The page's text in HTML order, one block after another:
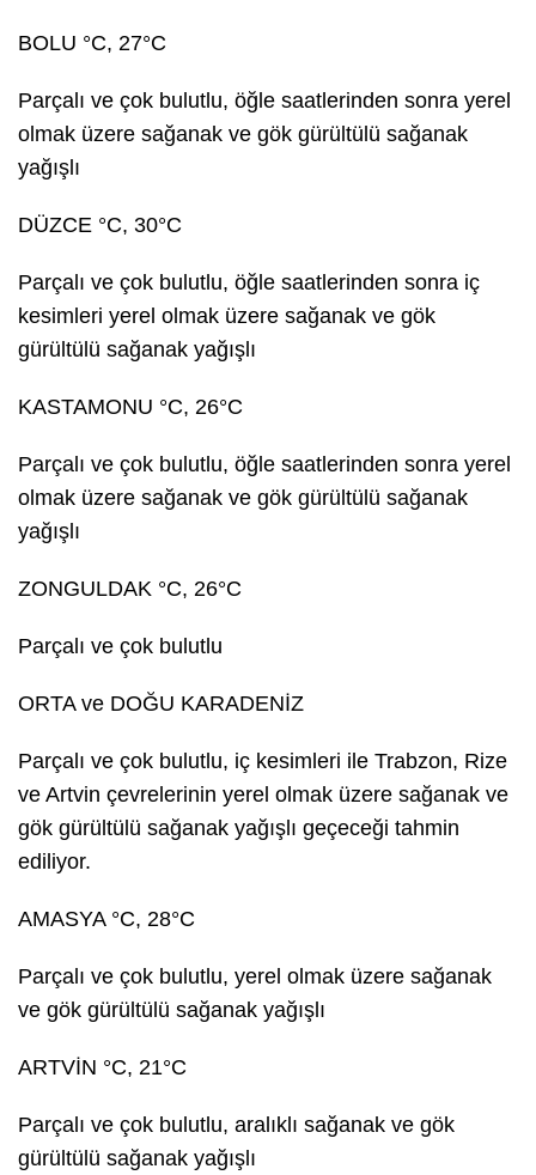
BOLU °C, 27°C
Parçalı ve çok bulutlu, öğle saatlerinden sonra yerel
olmak üzere sağanak ve gök gürültülü sağanak
yağışlı
DÜZCE °C, 30°C
Parçalı ve çok bulutlu, öğle saatlerinden sonra iç
kesimleri yerel olmak üzere sağanak ve gök
gürültülü sağanak yağışlı
KASTAMONU °C, 26°C
Parçalı ve çok bulutlu, öğle saatlerinden sonra yerel
olmak üzere sağanak ve gök gürültülü sağanak
yağışlı
ZONGULDAK °C, 26°C
Parçalı ve çok bulutlu
ORTA ve DOĞU KARADENİZ
Parçalı ve çok bulutlu, iç kesimleri ile Trabzon, Rize
ve Artvin çevrelerinin yerel olmak üzere sağanak ve
gök gürültülü sağanak yağışlı geçeceği tahmin
ediliyor.
AMASYA °C, 28°C
Parçalı ve çok bulutlu, yerel olmak üzere sağanak
ve gök gürültülü sağanak yağışlı
ARTVİN °C, 21°C
Parçalı ve çok bulutlu, aralıklı sağanak ve gök
gürültülü sağanak yağışlı